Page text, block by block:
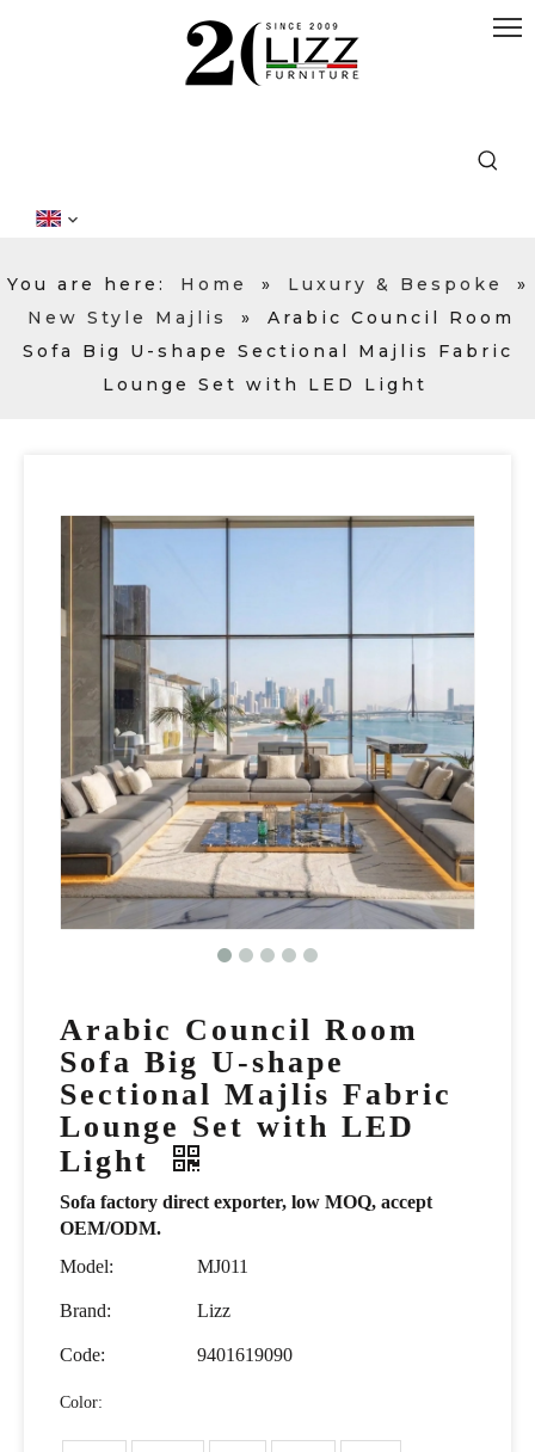
You are here: Home » Luxury & Bespoke
»
New Style Majlis
»
Arabic Council Room
Sofa Big U-shape Sectional Majlis Fabric
Lounge Set with LED Light
Arabic Council Room
Sofa Big U-shape
Sectional Majlis Fabric
Lounge Set with LED
Light
Sofa factory direct exporter, low MOQ, accept
OEM/ODM.
Model:
MJ011
Brand: Lizz
Code: 9401619090
Color: